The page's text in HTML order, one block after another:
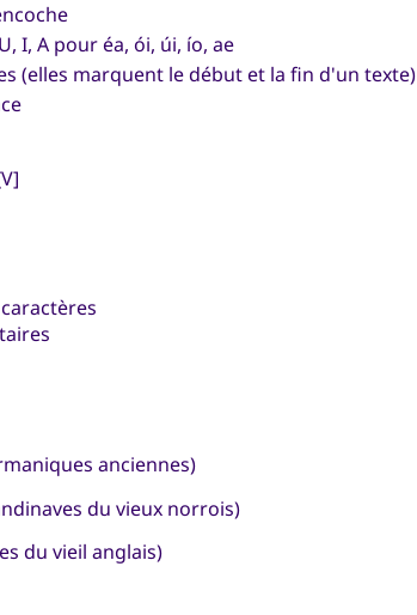
I, A pour éa, ói, úi, ío, ae
(elles marquent le début et la fin d'un texte)
anciennes)
du vieux norrois)
du vieil anglais)